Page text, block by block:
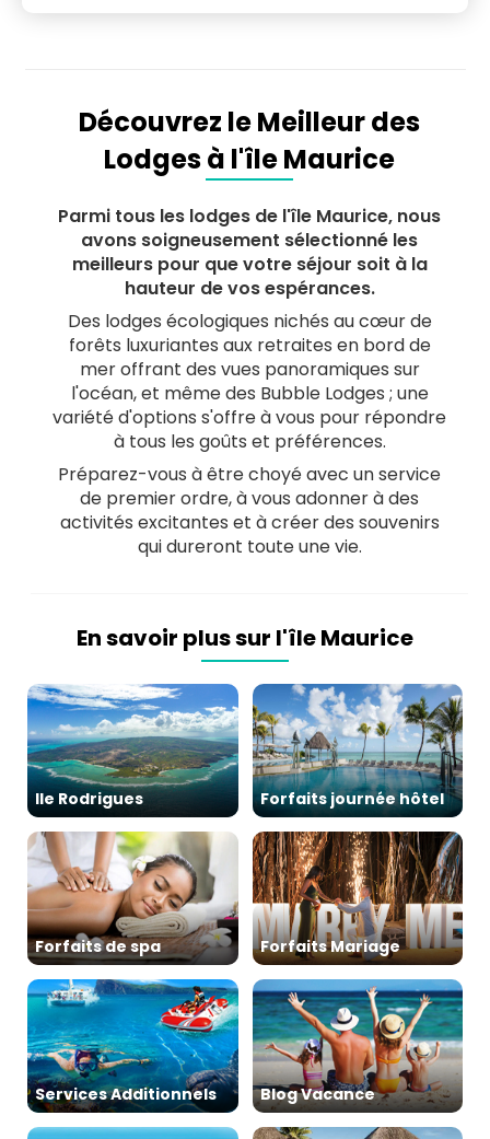
Découvrez le Meilleur des
Lodges à l'île Maurice
Parmi tous les lodges de l'île Maurice, nous
avons soigneusement sélectionné les
meilleurs pour que votre séjour soit à la
hauteur de vos espérances.
Des lodges écologiques nichés au cœur de
forêts luxuriantes aux retraites en bord de
mer offrant des vues panoramiques sur
l'océan, et même des Bubble Lodges ; une
variété d'options s'offre à vous pour répondre
à tous les goûts et préférences.
Préparez-vous à être choyé avec un service
de premier ordre, à vous adonner à des
activités excitantes et à créer des souvenirs
qui dureront toute une vie.
En savoir plus sur l'île Maurice
Ile Rodrigues Forfaits journée hôtel
Forfaits de spa Forfaits Mariage
Services Additionnels Blog Vacance